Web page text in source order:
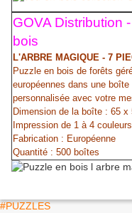
GOVA Distribution
bois
L'ARBRE MAGIQUE - 7
Puzzle en bois de forêts
européennes dans une boîte
personnalisée avec votre
Dimension de la boîte : 65 x
Impression de 1 à 4
Fabrication : Européenne
Quantité : 500 boîtes
#PUZZLES